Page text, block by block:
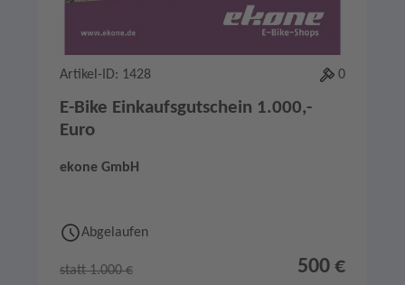
Artikel-ID: 1428 0
E-Bike Einkaufsgutschein 1.000,-
Euro
ekone GmbH
Abgelaufen
statt 1.000 € 500 €